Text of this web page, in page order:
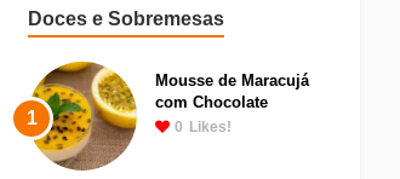
Doces e Sobremesas
1
Mousse de Maracujá
com Chocolate
0 Likes!